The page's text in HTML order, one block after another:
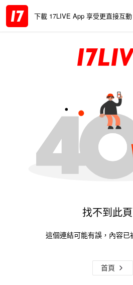
下載 17LIVE App 享受更直接互動
找不到此
這個連結可能有誤，內容已
首頁